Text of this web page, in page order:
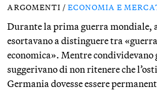
ARGOMENTI / ECONOMIA E
Durante la prima guerra
esortavano a distinguere tra
economica». Mentre
suggerivano di non ritenere che
Germania dovesse essere